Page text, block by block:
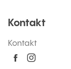
Kontakt
Kontakt